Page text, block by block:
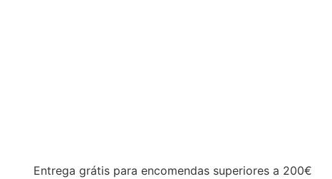
Entrega grátis para encomendas superiores a 200€